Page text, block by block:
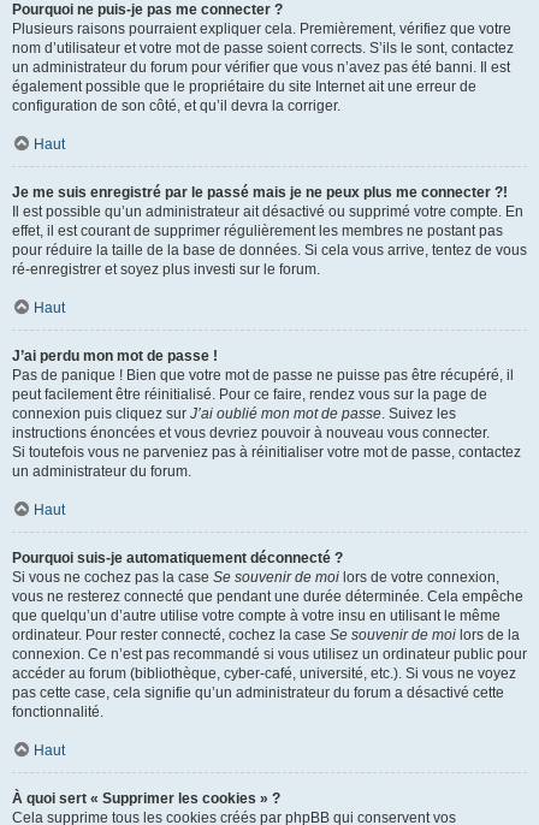
Pourquoi ne puis-je pas me connecter ?
Plusieurs raisons pourraient expliquer cela. Premièrement, vérifiez que votre
nom d’utilisateur et votre mot de passe soient corrects. S’ils le sont, contactez
un administrateur du forum pour vérifier que vous n’avez pas été banni. Il est
également possible que le propriétaire du site Internet ait une erreur de
configuration de son côté, et qu’il devra la corriger.
Haut
Je me suis enregistré par le passé mais je ne peux plus me connecter ?!
Il est possible qu’un administrateur ait désactivé ou supprimé votre compte. En
effet, il est courant de supprimer régulièrement les membres ne postant pas
pour réduire la taille de la base de données. Si cela vous arrive, tentez de vous
ré-enregistrer et soyez plus investi sur le forum.
Haut
J’ai perdu mon mot de passe !
Pas de panique ! Bien que votre mot de passe ne puisse pas être récupéré, il
peut facilement être réinitialisé. Pour ce faire, rendez vous sur la page de
connexion puis cliquez sur J’ai oublié mon mot de passe. Suivez les
instructions énoncées et vous devriez pouvoir à nouveau vous connecter.
Si toutefois vous ne parveniez pas à réinitialiser votre mot de passe, contactez
un administrateur du forum.
Haut
Pourquoi suis-je automatiquement déconnecté ?
Si vous ne cochez pas la case Se souvenir de moi lors de votre connexion,
vous ne resterez connecté que pendant une durée déterminée. Cela empêche
que quelqu’un d’autre utilise votre compte à votre insu en utilisant le même
ordinateur. Pour rester connecté, cochez la case Se souvenir de moi lors de la
connexion. Ce n’est pas recommandé si vous utilisez un ordinateur public pour
accéder au forum (bibliothèque, cyber-café, université, etc.). Si vous ne voyez
pas cette case, cela signifie qu’un administrateur du forum a désactivé cette
fonctionnalité.
Haut
À quoi sert « Supprimer les cookies » ?
Cela supprime tous les cookies créés par phpBB qui conservent vos